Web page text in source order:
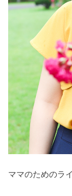
ママのためのラ